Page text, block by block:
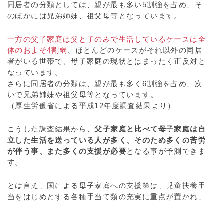
同居者の分類としては、親が最も多い5割強を占め、そ
のほかには兄弟姉妹、祖父母等となっています。
一方の父子家庭は父と子のみで生活しているケースは全
体のおよそ4割弱
、ほとんどのケースがそれ以外の同居
者がいる世帯で、母子家庭の現状とはまったく正反対と
なっています。
さらに同居者の分類は、親が最も多く6割強を占め、次
いで兄弟姉妹や祖父母等となっています。
（厚生労働省による平成12年度調査結果より）
こうした調査結果から、父子家庭と比べて母子家庭は自
立した生活を送っている人が多く、そのため多くの苦労
が伴う事、また多くの支援が必要となる事が予測できま
す。
とは言え、国による母子家庭への支援策は、児童扶養手
当をはじめとする各種手当て類の充実に重点が置かれ、